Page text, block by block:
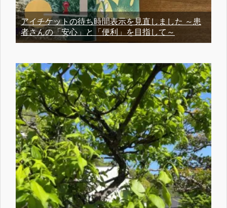
アイチケットの待ち時間表示を見直しました ～患
者さんの「安心」と「便利」を目指して～